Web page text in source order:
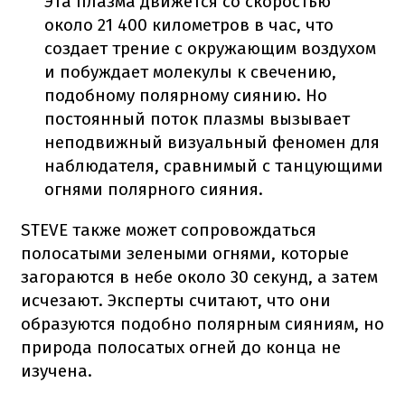
около 21 400 километров в час, что
создает трение с окружающим воздухом
и побуждает молекулы к свечению,
подобному полярному сиянию. Но
постоянный поток плазмы вызывает
неподвижный визуальный феномен для
наблюдателя, сравнимый с танцующими
огнями полярного сияния.
STEVE также может сопровождаться
полосатыми зелеными огнями, которые
загораются в небе около 30 секунд, а затем
исчезают. Эксперты считают, что они
образуются подобно полярным сияниям, но
природа полосатых огней до конца не
изучена.